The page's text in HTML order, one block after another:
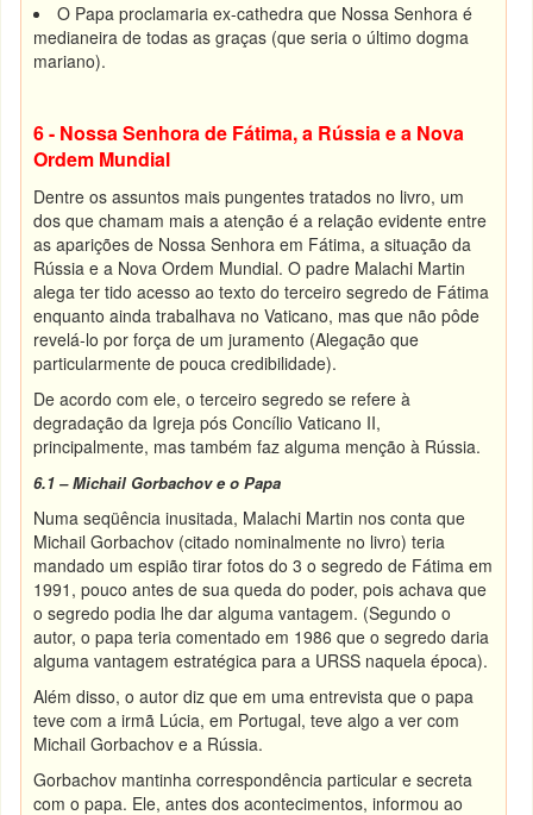
O Papa proclamaria ex-cathedra que Nossa Senhora é
medianeira de todas as graças (que seria o último dogma
mariano).
6 - Nossa Senhora de Fátima, a Rússia e a Nova
Ordem Mundial
Dentre os assuntos mais pungentes tratados no livro, um
dos que chamam mais a atenção é a relação evidente entre
as aparições de Nossa Senhora em Fátima, a situação da
Rússia e a Nova Ordem Mundial. O padre Malachi Martin
alega ter tido acesso ao texto do terceiro segredo de Fátima
enquanto ainda trabalhava no Vaticano, mas que não pôde
revelá-lo por força de um juramento (Alegação que
particularmente de pouca credibilidade).
De acordo com ele, o terceiro segredo se refere à
degradação da Igreja pós Concílio Vaticano II,
principalmente, mas também faz alguma menção à Rússia.
6.1 – Michail Gorbachov e o Papa
Numa seqüência inusitada, Malachi Martin nos conta que
Michail Gorbachov (citado nominalmente no livro) teria
mandado um espião tirar fotos do 3 o segredo de Fátima em
1991, pouco antes de sua queda do poder, pois achava que
o segredo podia lhe dar alguma vantagem. (Segundo o
autor, o papa teria comentado em 1986 que o segredo daria
alguma vantagem estratégica para a URSS naquela época).
Além disso, o autor diz que em uma entrevista que o papa
teve com a irmã Lúcia, em Portugal, teve algo a ver com
Michail Gorbachov e a Rússia.
Gorbachov mantinha correspondência particular e secreta
com o papa. Ele, antes dos acontecimentos, informou ao